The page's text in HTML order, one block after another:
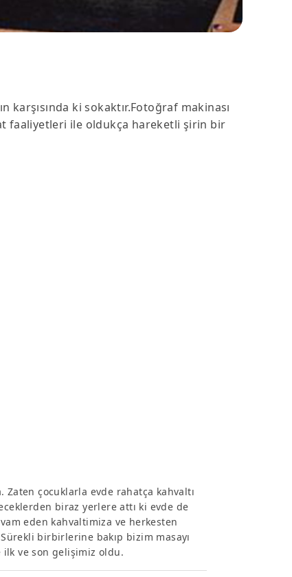
karşısında ki sokaktır.Fotoğraf makinası
faaliyetleri ile oldukça hareketli şirin bir
Zaten çocuklarla evde rahatça kahvaltı
biraz yerlere attı ki evde de
eden kahvaltimiza ve herkesten
birbirlerine bakıp bizim masayı
ilk ve son gelişimiz oldu.